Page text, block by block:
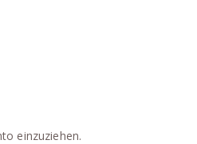
einzuziehen.